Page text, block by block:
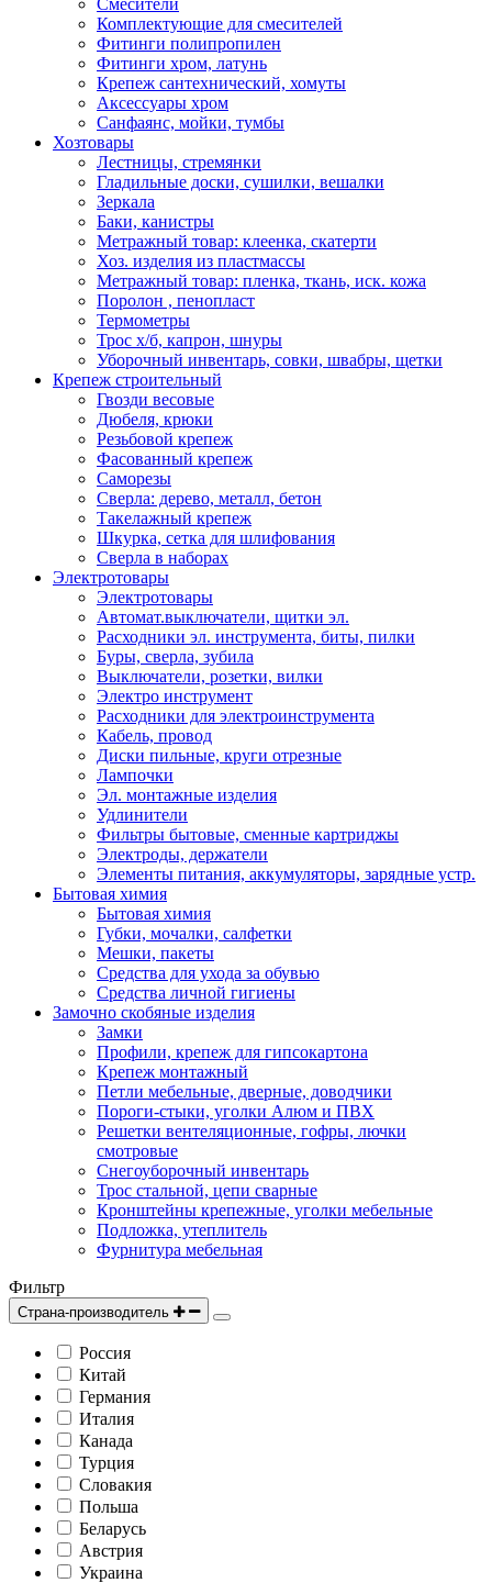
Комплектующие для смесителей
Фитинги полипропилен
Фитинги хром, латунь
Крепеж сантехнический, хомуты
Аксессуары хром
Санфаянс, мойки, тумбы
Хозтовары
Лестницы, стремянки
Гладильные доски, сушилки, вешалки
Зеркала
Баки, канистры
Метражный товар: клеенка, скатерти
Хоз. изделия из пластмассы
Метражный товар: пленка, ткань, иск. кожа
Поролон , пенопласт
Термометры
Трос х/б, капрон, шнуры
Уборочный инвентарь, совки, швабры, щетки
Крепеж строительный
Гвозди весовые
Дюбеля, крюки
Резьбовой крепеж
Фасованный крепеж
Саморезы
Сверла: дерево, металл, бетон
Такелажный крепеж
Шкурка, сетка для шлифования
Сверла в наборах
Электротовары
Электротовары
Автомат.выключатели, щитки эл.
Расходники эл. инструмента, биты, пилки
Буры, сверла, зубила
Выключатели, розетки, вилки
Электро инструмент
Расходники для электроинструмента
Кабель, провод
Диски пильные, круги отрезные
Лампочки
Эл. монтажные изделия
Удлинители
Фильтры бытовые, сменные картриджы
Электроды, держатели
Элементы питания, аккумуляторы, зарядные устр.
Бытовая химия
Бытовая химия
Губки, мочалки, салфетки
Мешки, пакеты
Средства для ухода за обувью
Средства личной гигиены
Замочно скобяные изделия
Замки
Профили, крепеж для гипсокартона
Крепеж монтажный
Петли мебельные, дверные, доводчики
Пороги-стыки, уголки Алюм и ПВХ
Решетки вентеляционные, гофры, лючки
смотровые
Снегоуборочный инвентарь
Трос стальной, цепи сварные
Кронштейны крепежные, уголки мебельные
Подложка, утеплитель
Фурнитура мебельная
Фильтр
Страна-производитель
Россия
Китай
Германия
Италия
Канада
Турция
Словакия
Польша
Беларусь
Австрия
Украина